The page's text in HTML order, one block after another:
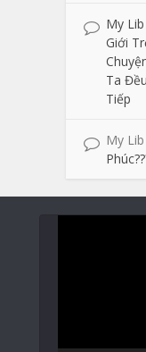
My Lib
Giới
Ta
Tiếp
My Lib